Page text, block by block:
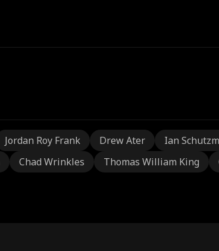
Jordan Roy Frank Drew Ater Ian
Chad Wrinkles Thomas William King